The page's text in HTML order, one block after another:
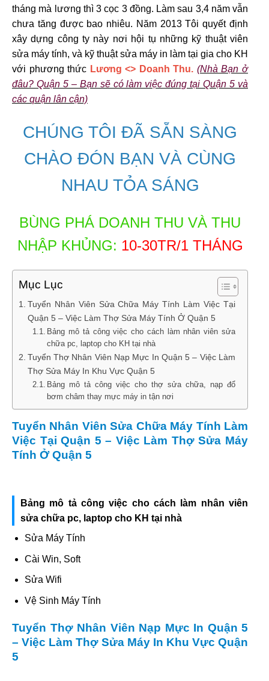
tháng mà lương thì 3 cọc 3 đồng. Làm sau 3,4 năm vẫn
chưa tăng được bao nhiêu. Năm 2013 Tôi quyết định
xây dựng công ty này nơi hội tụ những kỹ thuật viên
sửa máy tính, và kỹ thuật sửa máy in làm tại gia cho KH
với phương thức Lương <> Doanh Thu. (Nhà Bạn ở
đâu? Quận 5 – Bạn sẽ có làm việc đúng tại Quận 5 và
các quận lân cận)
CHÚNG TÔI ĐÃ SẴN SÀNG
CHÀO ĐÓN BẠN VÀ CÙNG
NHAU TỎA SÁNG
BÙNG PHÁ DOANH THU VÀ THU
NHẬP KHỦNG: 10-30TR/1 THÁNG
Mục Lục
Tuyển Nhân Viên Sửa Chữa Máy Tính Làm Việc Tại
Quận 5 – Việc Làm Thợ Sửa Máy Tính Ở Quận 5
Bảng mô tả công việc cho cách làm nhân viên sửa
chữa pc, laptop cho KH tại nhà
Tuyển Thợ Nhân Viên Nạp Mực In Quận 5 – Việc Làm
Thợ Sửa Máy In Khu Vực Quận 5
Bảng mô tả công việc cho thợ sửa chữa, nạp đổ
bơm châm thay mực máy in tận nơi
Tuyển Nhân Viên Sửa Chữa Máy Tính Làm
Việc Tại Quận 5 – Việc Làm Thợ Sửa Máy
Tính Ở Quận 5
Bảng mô tả công việc cho cách làm nhân viên
sửa chữa pc, laptop cho KH tại nhà
Sửa Máy Tính
Cài Win, Soft
Sửa Wifi
Vệ Sinh Máy Tính
Tuyển Thợ Nhân Viên Nạp Mực In Quận 5
– Việc Làm Thợ Sửa Máy In Khu Vực Quận
5